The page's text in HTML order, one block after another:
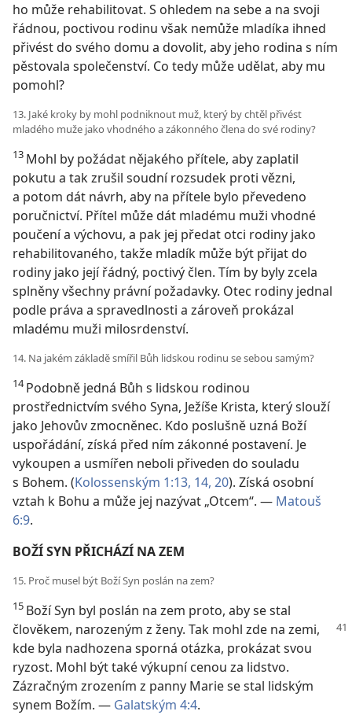
ho může rehabilitovat. S ohledem na sebe a na svoji
řádnou, poctivou rodinu však nemůže mladíka ihned
přivést do svého domu a dovolit, aby jeho rodina s ním
pěstovala společenství. Co tedy může udělat, aby mu
pomohl?
13. Jaké kroky by mohl podniknout muž, který by chtěl přivést
mladého muže jako vhodného a zákonného člena do své rodiny?
13 Mohl by požádat nějakého přítele, aby zaplatil
pokutu a tak zrušil soudní rozsudek proti vězni,
a potom dát návrh, aby na přítele bylo převedeno
poručnictví. Přítel může dát mladému muži vhodné
poučení a výchovu, a pak jej předat otci rodiny jako
rehabilitovaného, takže mladík může být přijat do
rodiny jako její řádný, poctivý člen. Tím by byly zcela
splněny všechny právní požadavky. Otec rodiny jednal
podle práva a spravedlnosti a zároveň prokázal
mladému muži milosrdenství.
14. Na jakém základě smířil Bůh lidskou rodinu se sebou samým?
14Podobně jedná Bůh s lidskou rodinou
prostřednictvím svého Syna, Ježíše Krista, který slouží
jako Jehovův zmocněnec. Kdo poslušně uzná Boží
uspořádání, získá před ním zákonné postavení. Je
vykoupen a usmířen neboli přiveden do souladu
s Bohem. (Kolossenským 1:13, 14, 20). Získá osobní
vztah k Bohu a může jej nazývat „Otcem“. — Matouš
6:9.
BOŽÍ SYN PŘICHÁZÍ NA ZEM
15. Proč musel být Boží Syn poslán na zem?
15 Boží Syn byl poslán na zem proto, aby se stal
člověkem, narozeným z ženy. Tak mohl zde na zemi,
kde byla nadhozena sporná otázka, prokázat svou
ryzost. Mohl být také výkupní cenou za lidstvo.
Zázračným zrozením z panny Marie se stal lidským
synem Božím. — Galatským 4:4.